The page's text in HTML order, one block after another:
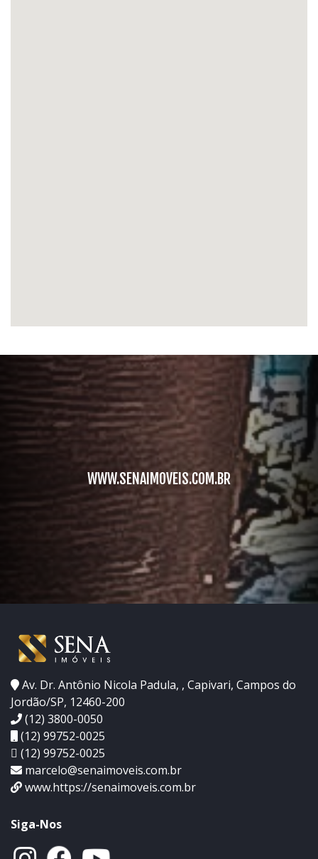
WWW.SENAIMOVEIS.COM.BR
Av. Dr. Antônio Nicola Padula, , Capivari, Campos do
Jordão/SP, 12460-200
(12) 3800-0050
(12) 99752-0025
(12) 99752-0025
marcelo@senaimoveis.com.br
www.https://senaimoveis.com.br
Siga-Nos